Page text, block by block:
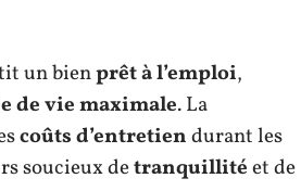
un bienprêt à l’emploi,
de vie maximale. La
coûts d’entretiendurant les
soucieux detranquillitéet de